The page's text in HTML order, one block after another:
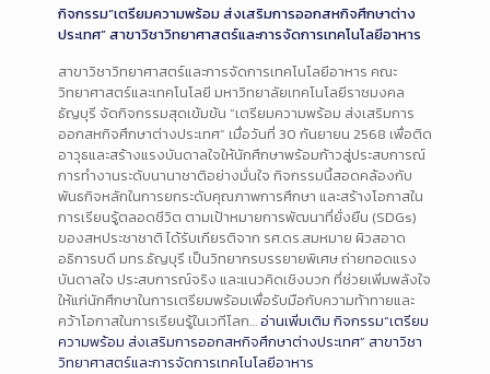
กิจกรรม“เตรียมความพร้อม ส่งเสริมการออกสหกิจศึกษาต่าง
ประเทศ” สาขาวิชาวิทยาศาสตร์และการจัดการเทคโนโลยีอาหาร
สาขาวิชาวิทยาศาสตร์และการจัดการเทคโนโลยีอาหาร คณะ
วิทยาศาสตร์และเทคโนโลยี มหาวิทยาลัยเทคโนโลยีราชมงคล
ธัญบุรี จัดกิจกรรมสุดเข้มข้น “เตรียมความพร้อม ส่งเสริมการ
ออกสหกิจศึกษาต่างประเทศ” เมื่อวันที่ 30 กันยายน 2568 เพื่อติด
อาวุธและสร้างแรงบันดาลใจให้นักศึกษาพร้อมก้าวสู่ประสบการณ์
การทำงานระดับนานาชาติอย่างมั่นใจ กิจกรรมนี้สอดคล้องกับ
พันธกิจหลักในการยกระดับคุณภาพการศึกษา และสร้างโอกาสใน
การเรียนรู้ตลอดชีวิต ตามเป้าหมายการพัฒนาที่ยั่งยืน (SDGs)
ของสหประชาชาติ ได้รับเกียรติจาก รศ.ดร.สมหมาย ผิวสอาด
อธิการบดี มทร.ธัญบุรี เป็นวิทยากรบรรยายพิเศษ ถ่ายทอดแรง
บันดาลใจ ประสบการณ์จริง และแนวคิดเชิงบวก ที่ช่วยเพิ่มพลังใจ
ให้แก่นักศึกษาในการเตรียมพร้อมเพื่อรับมือกับความท้าทายและ
คว้าโอกาสในการเรียนรู้ในเวทีโลก…อ่านเพิ่มเติม กิจกรรม“เตรียม
ความพร้อม ส่งเสริมการออกสหกิจศึกษาต่างประเทศ” สาขาวิชา
วิทยาศาสตร์และการจัดการเทคโนโลยีอาหาร